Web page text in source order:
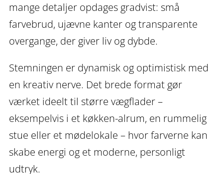
mange detaljer opdages gradvist: små
farvebrud, ujævne kanter og transparente
overgange, der giver liv og dybde.
Stemningen er dynamisk og optimistisk med
en kreativ nerve. Det brede format gør
værket ideelt til større vægflader –
eksempelvis i et køkken-alrum, en rummelig
stue eller et mødelokale – hvor farverne kan
skabe energi og et moderne, personligt
udtryk.